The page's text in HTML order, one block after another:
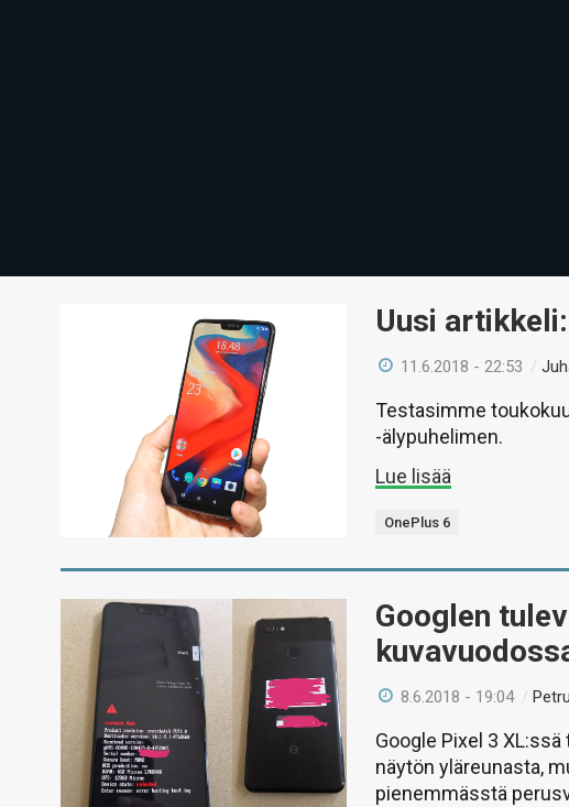
Uusi
11.6.2018 - 22:53 /
Testasimme
-älypuhelimen.
Lue lisää
OnePlus 6
Googlen
8.6.2018 - 19:04 /
Google Pixel 3
näytön yläreunasta,
pienemmässtä